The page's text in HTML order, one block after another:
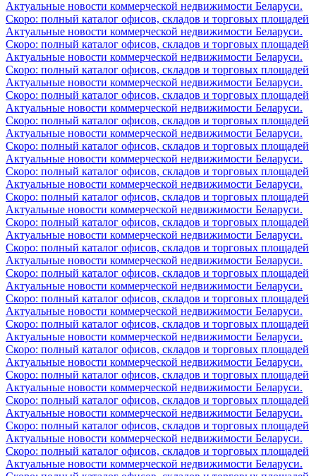
Актуальные новости коммерческой недвижимости Беларуси.
Скоро: полный каталог офисов, складов и торговых площадей
Актуальные новости коммерческой недвижимости Беларуси.
Скоро: полный каталог офисов, складов и торговых площадей
Актуальные новости коммерческой недвижимости Беларуси.
Скоро: полный каталог офисов, складов и торговых площадей
Актуальные новости коммерческой недвижимости Беларуси.
Скоро: полный каталог офисов, складов и торговых площадей
Актуальные новости коммерческой недвижимости Беларуси.
Скоро: полный каталог офисов, складов и торговых площадей
Актуальные новости коммерческой недвижимости Беларуси.
Скоро: полный каталог офисов, складов и торговых площадей
Актуальные новости коммерческой недвижимости Беларуси.
Скоро: полный каталог офисов, складов и торговых площадей
Актуальные новости коммерческой недвижимости Беларуси.
Скоро: полный каталог офисов, складов и торговых площадей
Актуальные новости коммерческой недвижимости Беларуси.
Скоро: полный каталог офисов, складов и торговых площадей
Актуальные новости коммерческой недвижимости Беларуси.
Скоро: полный каталог офисов, складов и торговых площадей
Актуальные новости коммерческой недвижимости Беларуси.
Скоро: полный каталог офисов, складов и торговых площадей
Актуальные новости коммерческой недвижимости Беларуси.
Скоро: полный каталог офисов, складов и торговых площадей
Актуальные новости коммерческой недвижимости Беларуси.
Скоро: полный каталог офисов, складов и торговых площадей
Актуальные новости коммерческой недвижимости Беларуси.
Скоро: полный каталог офисов, складов и торговых площадей
Актуальные новости коммерческой недвижимости Беларуси.
Скоро: полный каталог офисов, складов и торговых площадей
Актуальные новости коммерческой недвижимости Беларуси.
Скоро: полный каталог офисов, складов и торговых площадей
Актуальные новости коммерческой недвижимости Беларуси.
Скоро: полный каталог офисов, складов и торговых площадей
Актуальные новости коммерческой недвижимости Беларуси.
Скоро: полный каталог офисов, складов и торговых площадей
Актуальные новости коммерческой недвижимости Беларуси.